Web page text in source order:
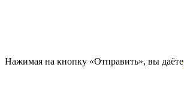
Нажимая на кнопку «Отправить», вы даёте